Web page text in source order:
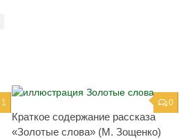
1 0
Краткое содержание рассказа
«Золотые слова» (М. Зощенко)